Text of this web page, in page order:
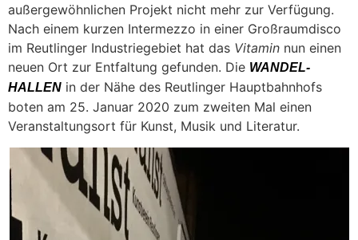
außergewöhnlichen Projekt nicht mehr zur Verfügung.
Nach einem kurzen Intermezzo in einer Großraumdisco
im Reutlinger Industriegebiet hat das Vitamin nun einen
neuen Ort zur Entfaltung gefunden. Die WANDEL-
HALLEN in der Nähe des Reutlinger Hauptbahnhofs
boten am 25. Januar 2020 zum zweiten Mal einen
Veranstaltungsort für Kunst, Musik und Literatur.